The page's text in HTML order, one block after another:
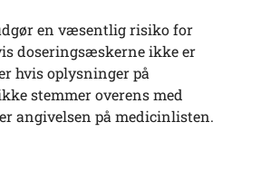
en væsentlig risiko for
doseringsæskerne ikke er
hvis oplysninger på
stemmer overens med
angivelsen på medicinlisten.